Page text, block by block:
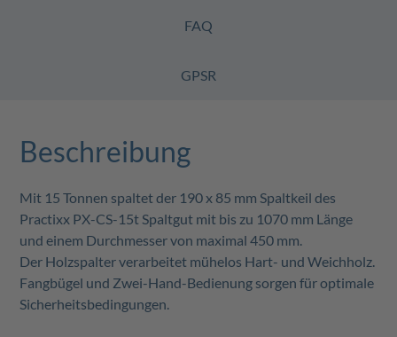
FAQ
GPSR
Beschreibung
Mit 15 Tonnen spaltet der 190 x 85 mm Spaltkeil des
Practixx PX-CS-15t Spaltgut mit bis zu 1070 mm Länge
und einem Durchmesser von maximal 450 mm.
Der Holzspalter verarbeitet mühelos Hart- und Weichholz.
Fangbügel und Zwei-Hand-Bedienung sorgen für optimale
Sicherheitsbedingungen.